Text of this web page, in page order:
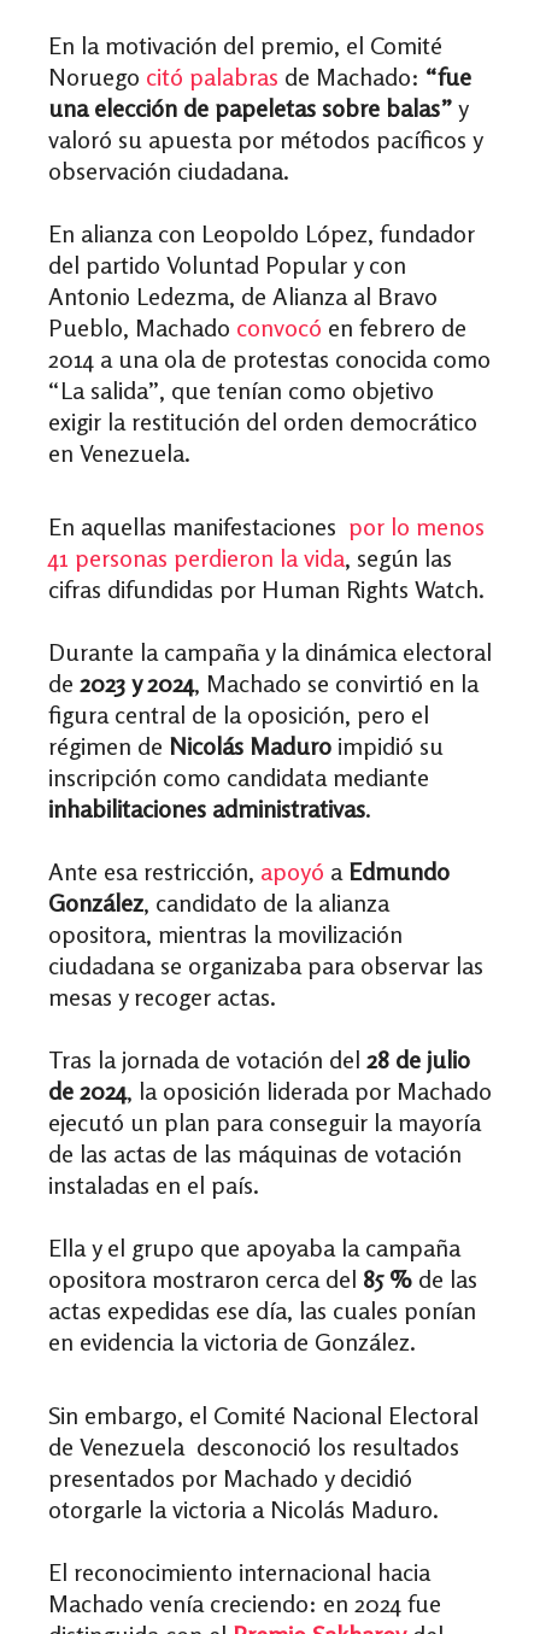
En la motivación del premio, el Comité
Noruego citó palabras de Machado: “fue
una elección de papeletas sobre balas” y
valoró su apuesta por métodos pacíficos y
observación ciudadana.
En alianza con Leopoldo López, fundador
del partido Voluntad Popular y con
Antonio Ledezma, de Alianza al Bravo
Pueblo, Machado convocó en febrero de
2014 a una ola de protestas conocida como
“La salida”, que tenían como objetivo
exigir la restitución del orden democrático
en Venezuela.
En aquellas manifestaciones por lo menos
41 personas perdieron la vida, según las
cifras difundidas por Human Rights Watch.
Durante la campaña y la dinámica electoral
de 2023 y 2024, Machado se convirtió en la
figura central de la oposición, pero el
régimen de Nicolás Maduro impidió su
inscripción como candidata mediante
inhabilitaciones administrativas.
Ante esa restricción, apoyó a Edmundo
González, candidato de la alianza
opositora, mientras la movilización
ciudadana se organizaba para observar las
mesas y recoger actas.
Tras la jornada de votación del 28 de julio
de 2024, la oposición liderada por Machado
ejecutó un plan para conseguir la mayoría
de las actas de las máquinas de votación
instaladas en el país.
Ella y el grupo que apoyaba la campaña
opositora mostraron cerca del 85 % de las
actas expedidas ese día, las cuales ponían
en evidencia la victoria de González.
Sin embargo, el Comité Nacional Electoral
de Venezuela desconoció los resultados
presentados por Machado y decidió
otorgarle la victoria a Nicolás Maduro.
El reconocimiento internacional hacia
Machado venía creciendo: en 2024 fue